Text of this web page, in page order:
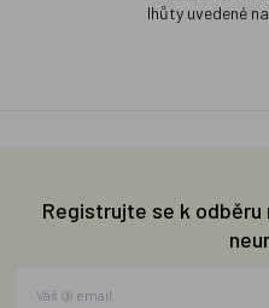
lhůty uvedené
Registrujte se k odběru